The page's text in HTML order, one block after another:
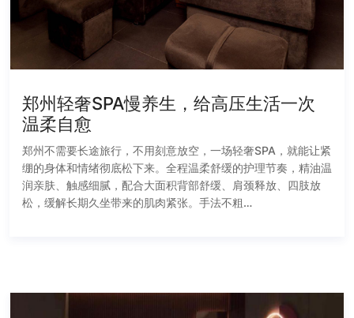
郑州轻奢SPA慢养生，给高压生活一次
温柔自愈
郑州不需要长途旅行，不用刻意放空，一场轻奢SPA，就能让紧
绷的身体和情绪彻底松下来。全程温柔舒缓的护理节奏，精油温
润亲肤、触感细腻，配合大面积背部舒缓、肩颈释放、四肢放
松，缓解长期久坐带来的肌肉紧张。手法不粗…